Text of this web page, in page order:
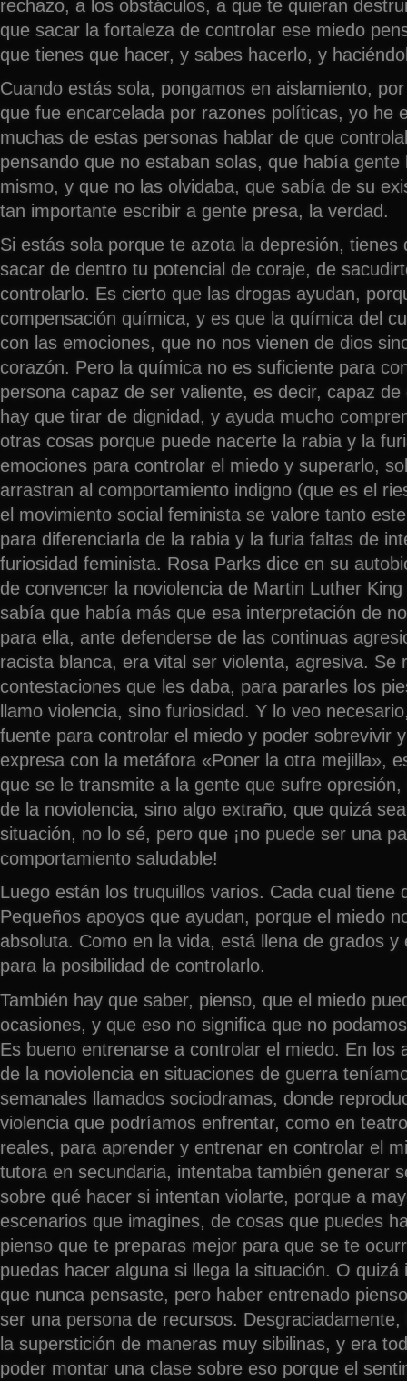
rechazo, a los obstáculos, a que te quieran
que sacar la fortaleza de controlar ese miedo
que tienes que hacer, y sabes hacerlo, y
Cuando estás sola, pongamos en aislamiento,
que fue encarcelada por razones políticas, yo he
muchas de estas personas hablar de que
pensando que no estaban solas, que había gente
mismo, y que no las olvidaba, que sabía de su
tan importante escribir a gente presa, la verdad.
Si estás sola porque te azota la depresión, tienes
sacar de dentro tu potencial de coraje, de
controlarlo. Es cierto que las drogas ayudan,
compensación química, y es que la química del
con las emociones, que no nos vienen de dios
corazón. Pero la química no es suficiente para
persona capaz de ser valiente, es decir, capaz
hay que tirar de dignidad, y ayuda mucho
otras cosas porque puede nacerte la rabia y la
emociones para controlar el miedo y superarlo,
arrastran al comportamiento indigno (que es el
el movimiento social feminista se valore tanto
para diferenciarla de la rabia y la furia faltas de
furiosidad feminista. Rosa Parks dice en su
de convencer la noviolencia de Martin Luther
sabía que había más que esa interpretación de
para ella, ante defenderse de las continuas
racista blanca, era vital ser violenta, agresiva. Se
contestaciones que les daba, para pararles los
llamo violencia, sino furiosidad. Y lo veo
fuente para controlar el miedo y poder sobrevivir
expresa con la metáfora «Poner la otra mejilla»,
que se le transmite a la gente que sufre
de la noviolencia, sino algo extraño, que quizá
situación, no lo sé, pero que ¡no puede ser una
comportamiento saludable!
Luego están los truquillos varios. Cada cual tiene
Pequeños apoyos que ayudan, porque el miedo
absoluta. Como en la vida, está llena de grados
para la posibilidad de controlarlo.
También hay que saber, pienso, que el miedo
ocasiones, y que eso no significa que no
Es bueno entrenarse a controlar el miedo. En los
de la noviolencia en situaciones de guerra
semanales llamados sociodramas, donde
violencia que podríamos enfrentar, como en
reales, para aprender y entrenar en controlar el
tutora en secundaria, intentaba también generar
sobre qué hacer si intentan violarte, porque a
escenarios que imagines, de cosas que puedes
pienso que te preparas mejor para que se te
puedas hacer alguna si llega la situación. O quizá
que nunca pensaste, pero haber entrenado
ser una persona de recursos.
la superstición de maneras muy sibilinas, y era
poder montar una clase sobre eso porque el